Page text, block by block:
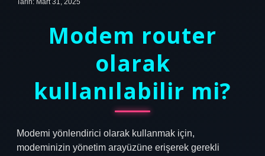
Tarih: Mart 31, 2025
Modem router
olarak
kullanılabilir mi?
Modemi yönlendirici olarak kullanmak için,
modeminizin yönetim arayüzüne erişerek gerekli